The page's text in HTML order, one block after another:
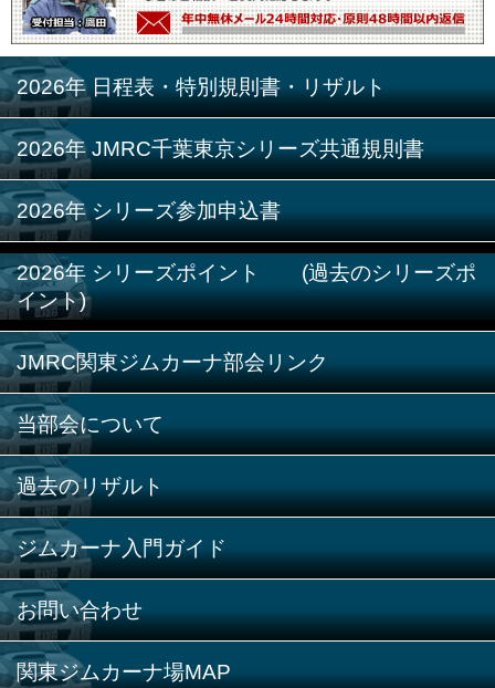
2026年 日程表・特別規則書・リザルト
2026年 JMRC千葉東京シリーズ共通規則書
2026年 シリーズ参加申込書
2026年 シリーズポイント (過去のシリーズポ
イント)
JMRC関東ジムカーナ部会リンク
当部会について
過去のリザルト
ジムカーナ入門ガイド
お問い合わせ
関東ジムカーナ場MAP